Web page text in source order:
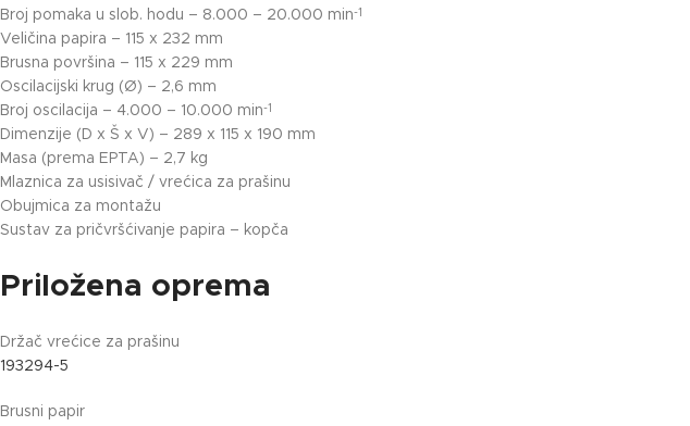
Broj pomaka u slob. hodu – 8.000 – 20.000 min-1
Veličina papira – 115 x 232 mm
Brusna površina – 115 x 229 mm
Oscilacijski krug (Ø) – 2,6 mm
Broj oscilacija – 4.000 – 10.000 min-1
Dimenzije (D x Š x V) – 289 x 115 x 190 mm
Masa (prema EPTA) – 2,7 kg
Mlaznica za usisivač / vrećica za prašinu
Obujmica za montažu
Sustav za pričvršćivanje papira – kopča
Priložena oprema
Držač vrećice za prašinu
193294-5
Brusni papir